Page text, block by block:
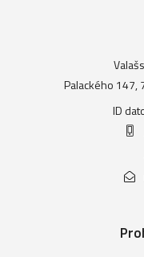
Palackého 147,
ID